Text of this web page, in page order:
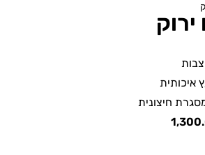
איכותית
חיצונית